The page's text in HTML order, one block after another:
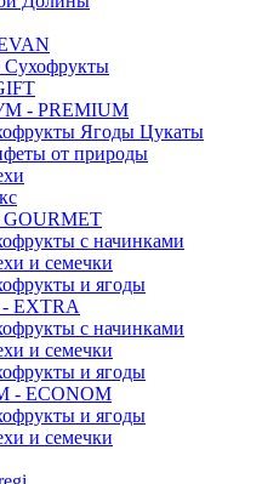
- PREMIUM
Ягоды Цукаты
от природы
с начинками
и семечки
и ягоды
EXTRA
с начинками
и семечки
и ягоды
ECONOM
и ягоды
и семечки